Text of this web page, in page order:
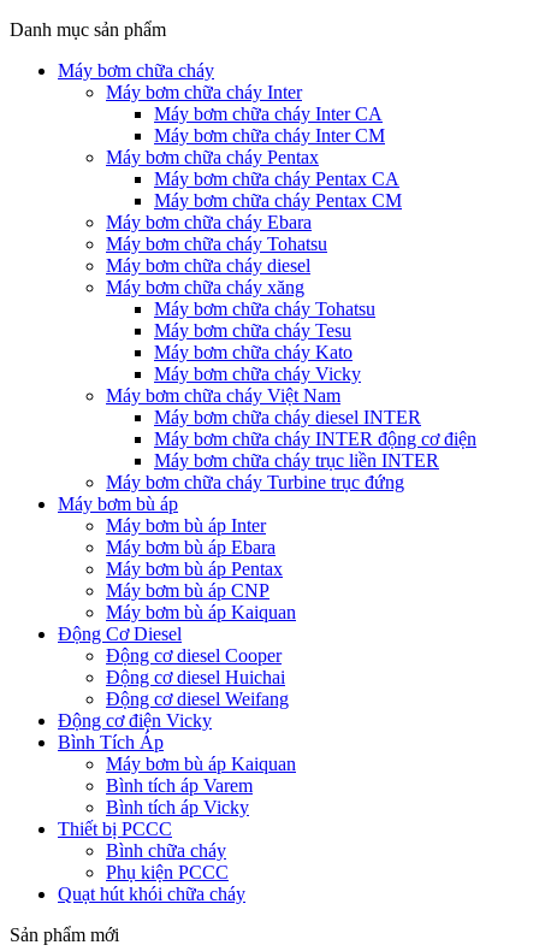
Danh mục sản phẩm
Máy bơm chữa cháy
Máy bơm chữa cháy Inter
Máy bơm chữa cháy Inter CA
Máy bơm chữa cháy Inter CM
Máy bơm chữa cháy Pentax
Máy bơm chữa cháy Pentax CA
Máy bơm chữa cháy Pentax CM
Máy bơm chữa cháy Ebara
Máy bơm chữa cháy Tohatsu
Máy bơm chữa cháy diesel
Máy bơm chữa cháy xăng
Máy bơm chữa cháy Tohatsu
Máy bơm chữa cháy Tesu
Máy bơm chữa cháy Kato
Máy bơm chữa cháy Vicky
Máy bơm chữa cháy Việt Nam
Máy bơm chữa cháy diesel INTER
Máy bơm chữa cháy INTER động cơ điện
Máy bơm chữa cháy trục liền INTER
Máy bơm chữa cháy Turbine trục đứng
Máy bơm bù áp
Máy bơm bù áp Inter
Máy bơm bù áp Ebara
Máy bơm bù áp Pentax
Máy bơm bù áp CNP
Máy bơm bù áp Kaiquan
Động Cơ Diesel
Động cơ diesel Cooper
Động cơ diesel Huichai
Động cơ diesel Weifang
Động cơ điện Vicky
Bình Tích Áp
Máy bơm bù áp Kaiquan
Bình tích áp Varem
Bình tích áp Vicky
Thiết bị PCCC
Bình chữa cháy
Phụ kiện PCCC
Quạt hút khói chữa cháy
Sản phẩm mới